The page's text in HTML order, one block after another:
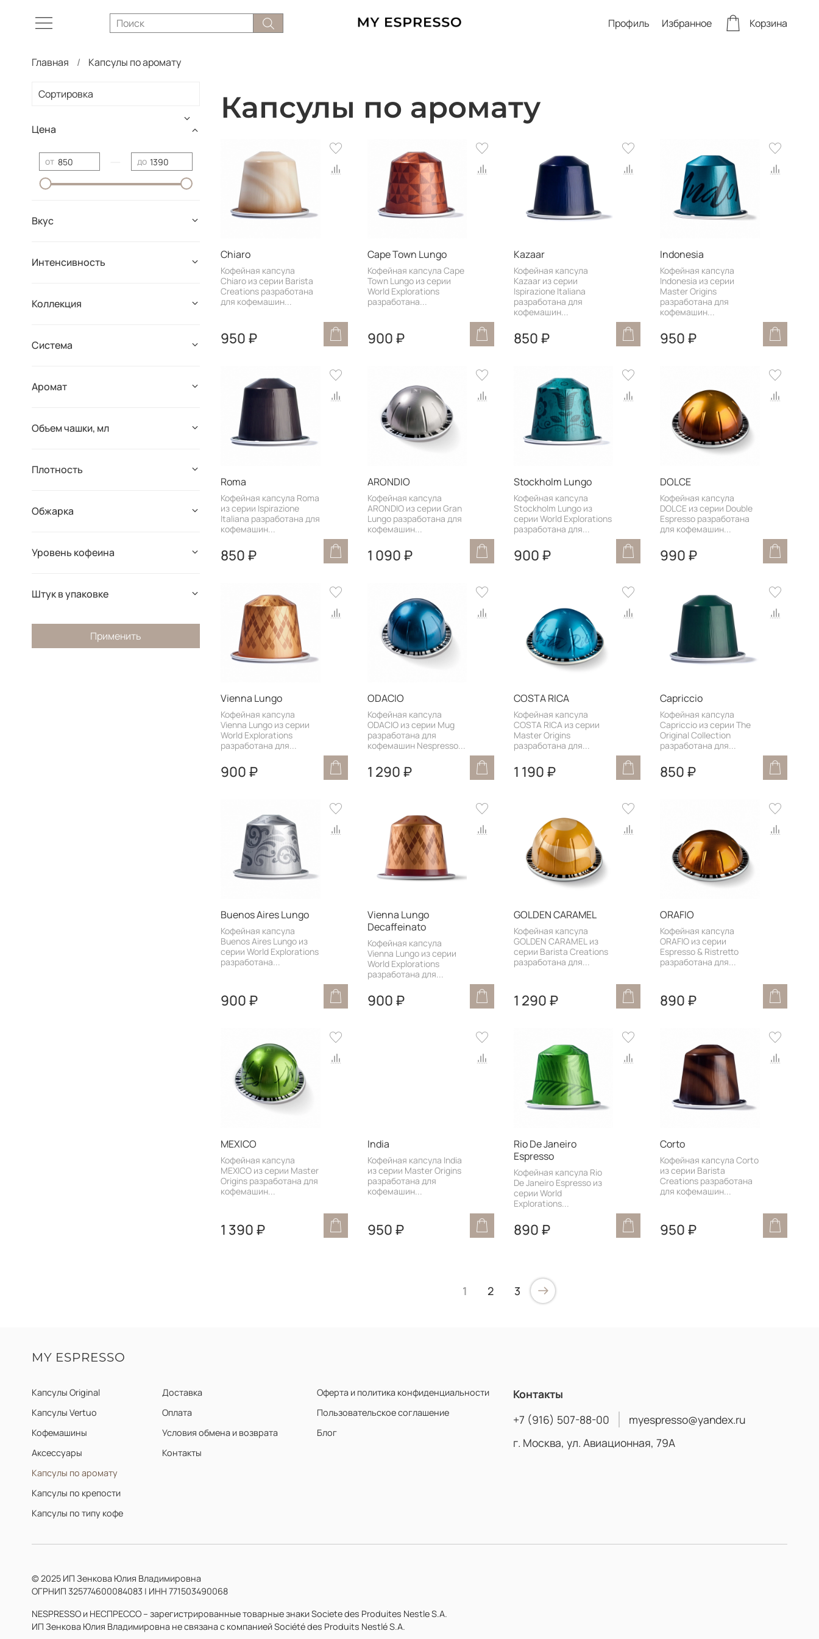
Профиль Избранное Корзина
Главная Капсулы по аромату
Капсулы по аромату
Chiaro
Кофейная капсула
Chiaro из серии Barista
Creations разработана
для кофемашин...
950 ₽
Cape Town Lungo
Кофейная капсула Cape
Town Lungo из серии
World Explorations
разработана...
900 ₽
Kazaar
Кофейная капсула
Kazaar из серии
Ispirazione Italiana
разработана для
кофемашин...
850 ₽
Indonesia
Кофейная капсула
Indonesia из серии
Master Origins
разработана для
кофемашин...
950 ₽
Roma
Кофейная капсула Roma
из серии Ispirazione
Italiana разработана для
кофемашин...
850 ₽
ARONDIO
Кофейная капсула
ARONDIO из серии Gran
Lungo разработана для
кофемашин...
1 090 ₽
Stockholm Lungo
Кофейная капсула
Stockholm Lungo из
серии World Explorations
разработана для...
900 ₽
DOLCE
Кофейная капсула
DOLCE из серии Double
Espresso разработана
для кофемашин...
990 ₽
Vienna Lungo
Кофейная капсула
Vienna Lungo из серии
World Explorations
разработана для...
900 ₽
ODACIO
Кофейная капсула
ODACIO из серии Mug
разработана для
кофемашин Nespresso...
1 290 ₽
COSTA RICA
Кофейная капсула
COSTA RICA из серии
Master Origins
разработана для...
1 190 ₽
Capriccio
Кофейная капсула
Capriccio из серии The
Original Collection
разработана для...
850 ₽
Buenos Aires Lungo
Кофейная капсула
Buenos Aires Lungo из
серии World Explorations
разработана...
900 ₽
Vienna Lungo
Decaffeinato
Кофейная капсула
Vienna Lungo из серии
World Explorations
разработана для...
900 ₽
GOLDEN CARAMEL
Кофейная капсула
GOLDEN CARAMEL из
серии Barista Creations
разработана для...
1 290 ₽
ORAFIO
Кофейная капсула
ORAFIO из серии
Espresso & Ristretto
разработана для...
890 ₽
MEXICO
Кофейная капсула
MEXICO из серии Master
Origins разработана для
кофемашин...
1 390 ₽
India
Кофейная капсула India
из серии Master Origins
разработана для
кофемашин...
950 ₽
Rio De Janeiro
Espresso
Кофейная капсула Rio
De Janeiro Espresso из
серии World
Explorations...
890 ₽
Corto
Кофейная капсула Corto
из серии Barista
Creations разработана
для кофемашин...
950 ₽
1 2 3
Цена
от до
Вкус
Интенсивность
Коллекция
Система
Аромат
Объем чашки, мл
Плотность
Обжарка
Уровень кофеина
Штук в упаковке
Применить
MY ESPRESSO
Капсулы Original
Капсулы Vertuo
Кофемашины
Аксессуары
Капсулы по аромату
Капсулы по крепости
Капсулы по типу кофе
Доставка
Оплата
Условия обмена и возврата
Контакты
Оферта и политика конфиденциальности
Пользовательское соглашение
Блог
Контакты
+7 (916) 507-88-00
myespresso@yandex.ru
г. Москва, ул. Авиационная, 79А
© 2025 ИП Зенкова Юлия Владимировна
ОГРНИП 325774600084083 | ИНН 771503490068
NESPRESSO и НЕСПРЕССО – зарегистрированные товарные знаки Societe des Produites Nestle S.A.
ИП Зенкова Юлия Владимировна не связана с компанией Société des Produits Nestlé S.A.